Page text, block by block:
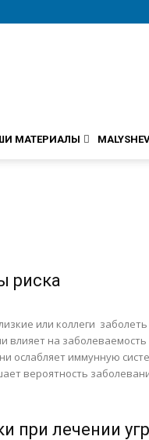
МАТЕРИАЛЫ
риска
или коллеги
влияет на
ослабляет иммунную
вероятность
при лечении